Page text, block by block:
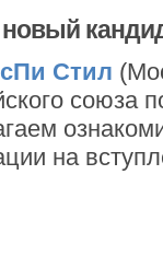
Стил
союза
на